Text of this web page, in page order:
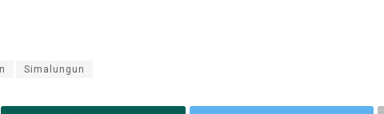
Simalungun